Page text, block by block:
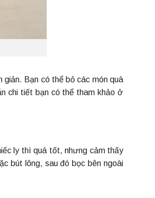
Bạn có thể bỏ các món quà
chi tiết bạn có thể tham khảo ở
ly thì quá tốt, nhưng cảm thấy
bút lông, sau đó bọc bên ngoài